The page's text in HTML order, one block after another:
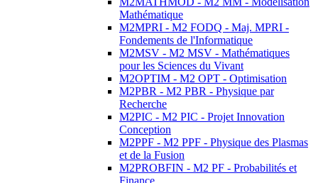
Mathématique
M2MPRI - M2 FODQ - Maj. MPRI -
Fondements de l'Informatique
M2MSV - M2 MSV - Mathématiques
pour les Sciences du Vivant
M2OPTIM - M2 OPT - Optimisation
M2PBR - M2 PBR - Physique par
Recherche
M2PIC - M2 PIC - Projet Innovation
Conception
M2PPF - M2 PPF - Physique des Plasmas
et de la Fusion
M2PROBFIN - M2 PF - Probabilités et
Finance